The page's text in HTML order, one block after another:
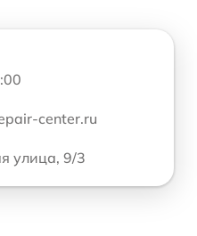
center.ru
улица, 9/3